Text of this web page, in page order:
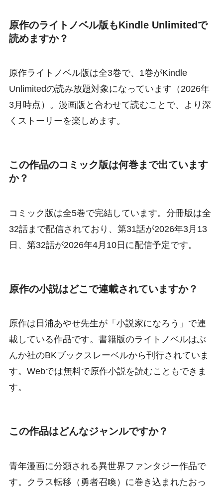
原作のライトノベル版もKindle Unlimitedで
読めますか？
原作ライトノベル版は全3巻で、1巻がKindle
Unlimitedの読み放題対象になっています（2026年
3月時点）。漫画版と合わせて読むことで、より深
くストーリーを楽しめます。
この作品のコミック版は何巻まで出ています
か？
コミック版は全5巻で完結しています。分冊版は全
32話まで配信されており、第31話が2026年3月13
日、第32話が2026年4月10日に配信予定です。
原作の小説はどこで連載されていますか？
原作は日浦あやせ先生が「小説家になろう」で連
載している作品です。書籍版のライトノベルはぶ
んか社のBKブックスレーベルから刊行されていま
す。Webでは無料で原作小説を読むこともできま
す。
この作品はどんなジャンルですか？
青年漫画に分類される異世界ファンタジー作品で
す。クラス転移（勇者召喚）に巻き込まれたおっ